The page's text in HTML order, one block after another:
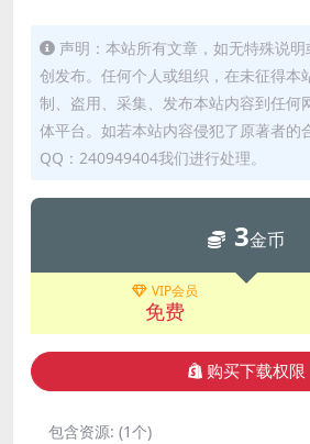
声明：本站所有文章，如无特殊说
创发布。任何个人或组织，在未征得本
制、盗用、采集、发布本站内容到任何
体平台。如若本站内容侵犯了原著者的
QQ：240949404我们进行处理。
3金币
VIP会员
免费
购买下载权限
包含资源: (1个)